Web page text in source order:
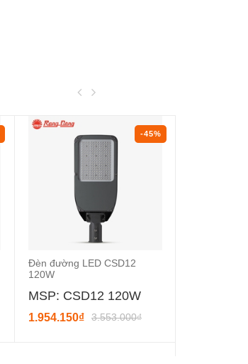
-45%
Đèn đường LED CSD12
120W
MSP: CSD12 120W
1.954.150₫ 3.553.000₫